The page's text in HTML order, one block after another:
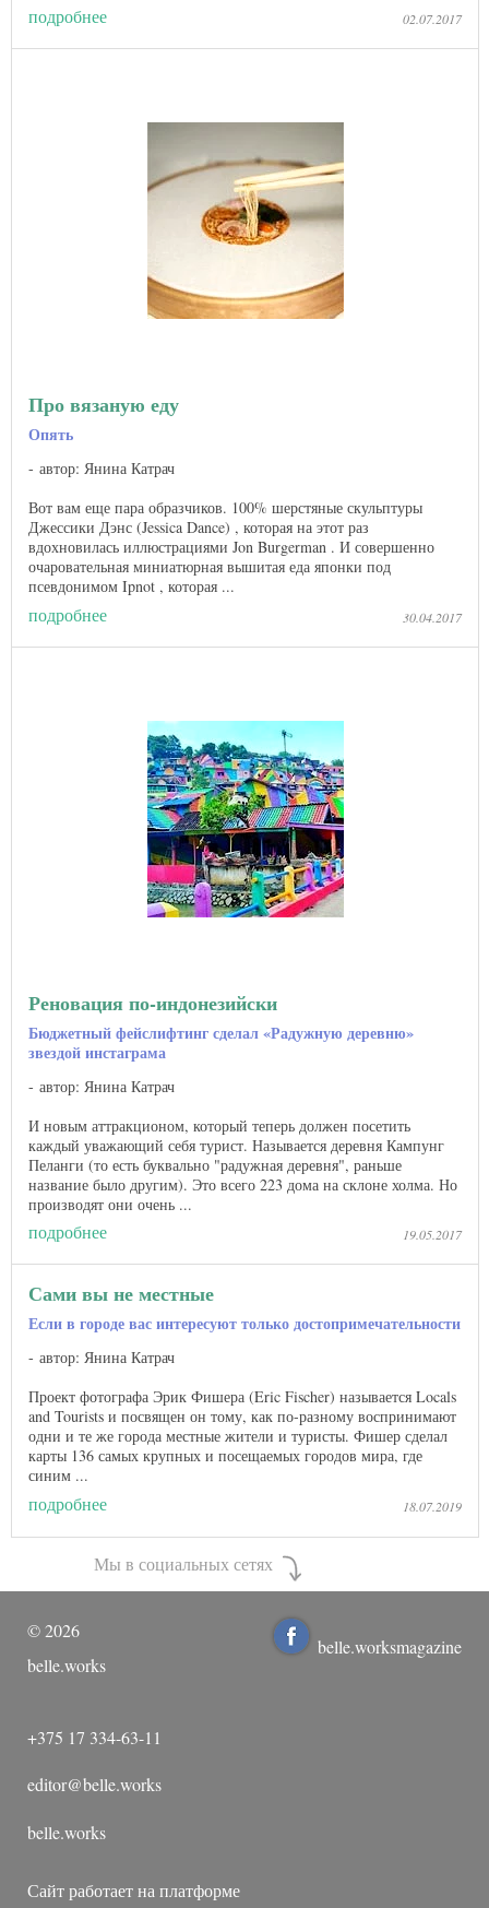
подробнее 02.07.2017
Про вязаную еду
Опять
автор: Янина Катрач
Вот вам еще пара образчиков. 100% шерстяные скульптуры
Джессики Дэнс (Jessica Dance) , которая на этот раз
вдохновилась иллюстрациями Jon Burgerman . И совершенно
очаровательная миниатюрная вышитая еда японки под
псевдонимом Ipnot , которая ...
подробнее 30.04.2017
Реновация по-индонезийски
Бюджетный фейслифтинг сделал «Радужную деревню»
звездой инстаграма
автор: Янина Катрач
И новым аттракционом, который теперь должен посетить
каждый уважающий себя турист. Называется деревня Кампунг
Пеланги (то есть буквально "радужная деревня", раньше
название было другим). Это всего 223 дома на склоне холма. Но
производят они очень ...
подробнее 19.05.2017
Сами вы не местные
Если в городе вас интересуют только достопримечательности
автор: Янина Катрач
Проект фотографа Эрик Фишера (Eric Fischer) называется Locals
and Tourists и посвящен он тому, как по-разному воспринимают
одни и те же города местные жители и туристы. Фишер сделал
карты 136 самых крупных и посещаемых городов мира, где
синим ...
подробнее 18.07.2019
©2026
belle.works
+375 17 334-63-11
editor@belle.works
belle.works
Сайт работает на платформе
Мы в социальных сетях
belle.worksmagazine